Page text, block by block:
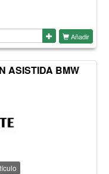
Añadir
ASISTIDA BMW